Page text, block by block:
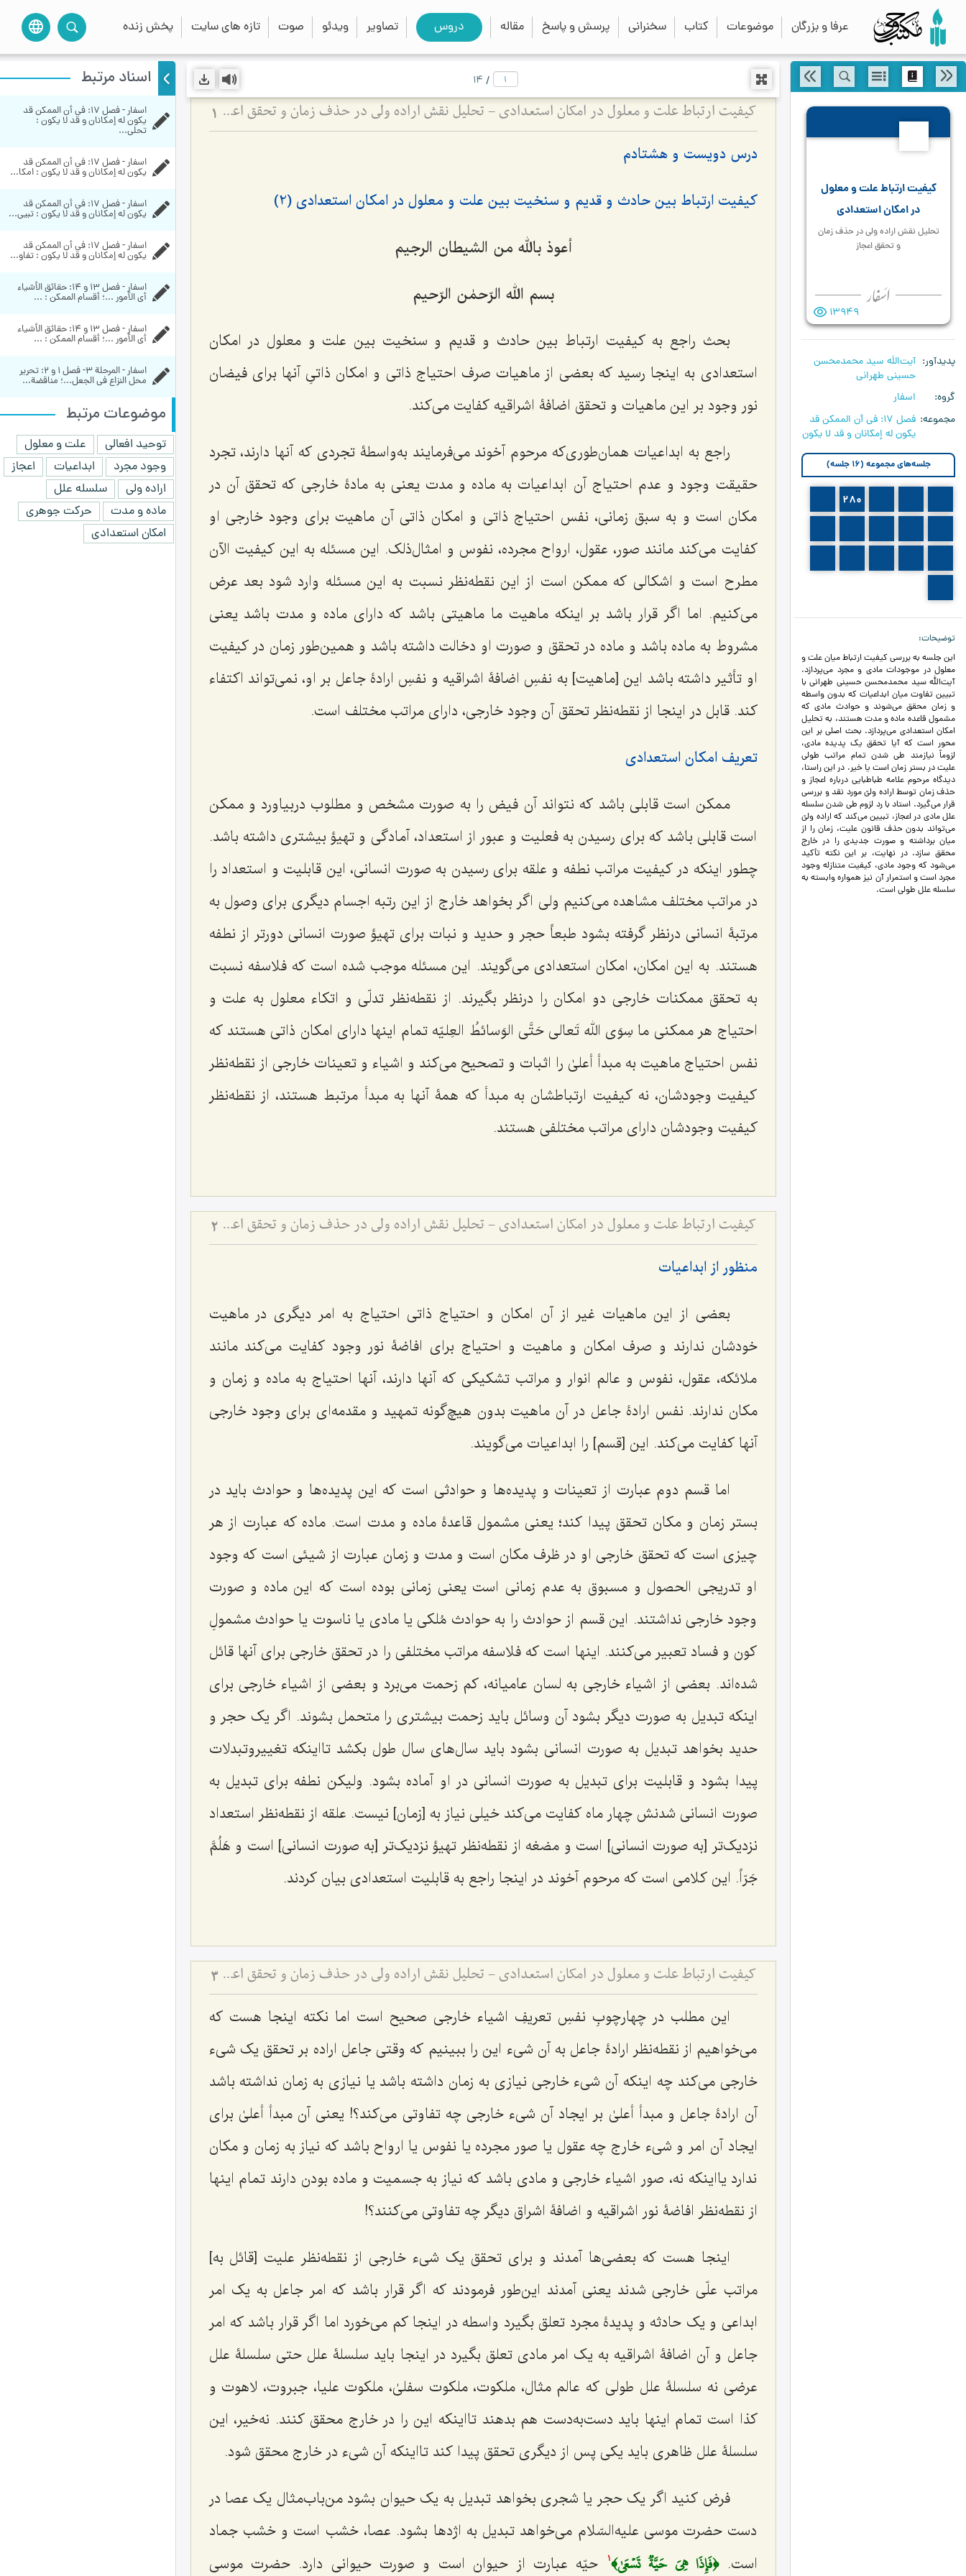
عرفا و بزرگان موضوعات کتاب سخنرانی پرسش و پاسخ مقاله دروس تصاویر ویدئو صوت تازه های سایت پخش زنده language search
close
کیفیت ارتباط علت و معلول
در امکان استعدادی
تحلیل نقش اراده ولی در حذف زمان
و تحقق اعجاز
13949
پدیدآور
آیت‌اللَه سید محمدمحسن
حسینی طهرانی
گروه
اسفار
مجموعه
فصل 17: في أن الممكن قد
يكون له إمكانان و قد لا يكون‏
جلسه‌های مجموعه (16 جلسه)
280
توضیحات
این جلسه به بررسی کیفیت ارتباط میان علت و
معلول در موجودات مادی و مجرد می‌پردازد.
آیت‌الله سید محمدمحسن حسینی طهرانی با
تبیین تفاوت میان ابداعیات که بدون واسطه
و زمان محقق می‌شوند و حوادث مادی که
مشمول قاعده ماده و مدت هستند، به تحلیل
امکان استعدادی می‌پردازد. بحث اصلی بر این
محور است که آیا تحقق یک پدیده مادی،
لزوماً نیازمند طی شدن تمام مراتب طولی
علیت در بستر زمان است یا خیر. در این راستا،
دیدگاه مرحوم علامه طباطبایی درباره اعجاز و
حذف زمان توسط اراده ولیّ مورد نقد و بررسی
قرار می‌گیرد. استاد با رد لزوم طی شدن سلسله
علل مادی در اعجاز، تبیین می‌کند که اراده ولیّ
می‌تواند بدون حذف قانون علیت، زمان را از
میان برداشته و صورت جدیدی را در خارج
محقق سازد. در نهایت، بر این نکته تأکید
می‌شود که وجود مادی، کیفیت متنازله وجود
مجرد است و استمرار آن نیز همواره وابسته به
سلسله علل طولی است.
/
14
کیفیت ارتباط علت و معلول در امکان استعدادی - تحلیل نقش اراده ولی در حذف زمان و تحقق اعجاز 1
درس دویست و هشتادم
کیفیت ارتباط بین حادث و قدیم و سنخیت بین علت و معلول در امکان استعدادی (2)
أعوذ بالله من الشیطان الرجیم
بسم الله الرّحمٰن الرّحیم
بحث راجع به کیفیت ارتباط بین حادث و قدیم و سنخیت بین علت و معلول در امکان
استعدادی به اینجا رسید که بعضی از ماهیات صرف احتیاج ذاتی و امکان ذاتیِ آنها برای فیضان
نور وجود بر این ماهیات و تحقق اضافۀ اشراقیه کفایت می‌کند.
راجع به ابداعیات همان‌طوری‌که مرحوم آخوند می‌فرمایند به‌واسطۀ تجردی که آنها دارند، تجرد
حقیقت وجود و عدم احتیاج آن ابداعیات به ماده و مدت یعنی به مادۀ خارجی که تحقق آن در
مکان است و به سبق زمانی، نفس احتیاج ذاتی و امکان ذاتی آن ماهیت برای وجود خارجی‌ او
کفایت می‌کند مانند صور، عقول، ارواح مجرده، نفوس و امثال‌ذلک. این مسئله به این کیفیت الآن
مطرح است و اشکالی که ممکن است از این نقطه‌نظر نسبت به این مسئله وارد شود بعد عرض
می‌کنیم. اما اگر قرار باشد بر اینکه ماهیت ما ماهیتی باشد که دارای ماده و مدت باشد یعنی
مشروط به ماده باشد و ماده در تحقق و صورت او دخالت داشته باشد و همین‌طور زمان در کیفیت
او تأثیر داشته باشد این [ماهیت] به نفسِ اضافۀ اشراقیه و نفسِ ارادۀ جاعل بر او، نمی‌تواند اکتفاء
کند. قابل در اینجا از نقطه‌نظر تحقق آن وجود خارجی، دارای مراتب مختلف است.
تعریف امکان استعدادی
ممکن است قابلی باشد که نتواند آن فیض را به ‌صورت مشخص و مطلوب دربیاورد و ممکن
است قابلی باشد که برای رسیدن به فعلیت و عبور از استعداد، آمادگی و تهیؤ بیشتری داشته باشد.
چطور اینکه در کیفیت مراتب نطفه و علقه برای رسیدن به صورت انسانی، این قابلیت و استعداد را
در مراتب مختلف مشاهده می‌کنیم ولی اگر بخواهد خارج از این رتبه اجسام دیگری برای وصول به
مرتبۀ انسانی درنظر گرفته بشود طبعاً حجر و حدید و نبات برای تهیؤ صورت انسانی دورتر از نطفه
هستند. به این امکان، امکان استعدادی می‌گویند. این مسئله موجب شده است که فلاسفه نسبت
به تحقق ممکنات خارجی دو امکان را درنظر بگیرند. از نقطه‌نظر تدلّی و اتکاء معلول به علت و
احتیاج هر ممکنی ما سِوَی الله تَعالی حَتَّی الوَسائطُ العِلیّه تمام اینها دارای امکان ذاتی هستند که
نفس احتیاج ماهیت به مبدأ أعلیٰ را اثبات و تصحیح می‌کند و اشیاء و تعینات خارجی از نقطه‌نظر
کیفیت وجودشان، نه کیفیت ارتباطشان به مبدأ که همۀ آنها به مبدأ مرتبط هستند، از نقطه‌نظر
کیفیت وجودشان دارای مراتب مختلفی هستند.
کیفیت ارتباط علت و معلول در امکان استعدادی - تحلیل نقش اراده ولی در حذف زمان و تحقق اعجاز 2
منظور از ابداعیات
بعضی از این ماهیات غیر از آن امکان و احتیاج ذاتی احتیاج به امر دیگری در ماهیت
خودشان ندارند و صرف امکان و ماهیت و احتیاج برای افاضۀ نور وجود کفایت می‌کند مانند
ملائکه، عقول، نفوس و عالم انوار و مراتب تشکیکی که آنها دارند، آنها احتیاج به ماده و زمان و
مکان ندارند. نفس ارادۀ جاعل در آن ماهیت بدون هیچ‌گونه تمهید و مقدمه‌ای برای وجود خارجی
آنها کفایت می‌کند. این [قسم] را ابداعیات می‌گویند.
اما قسم دوم عبارت از تعینات و پدیده‌ها و حوادثی است که این پدیده‌ها و حوادث باید در
بستر زمان و مکان تحقق پیدا کند؛ یعنی مشمول قاعدۀ ماده و مدت است. ماده که عبارت از هر
چیزی است که تحقق خارجی او در ظرف مکان است و مدت و زمان عبارت از شیئی است که وجود
او تدریجی الحصول و مسبوق به عدم زمانی است یعنی زمانی بوده است که این ماده و صورت
وجود خارجی نداشتند. این قسم از حوادث را به حوادث مُلکی یا مادی یا ناسوت یا حوادث مشمولِ
کون و فساد تعبیر می‌کنند. اینها است که فلاسفه مراتب مختلفی را در تحقق خارجی برای آنها قائل
شده‌اند. بعضی از اشیاء خارجی به لسان عامیانه، کم زحمت می‌برد و بعضی از اشیاء خارجی برای
اینکه تبدیل به صورت دیگر بشود آن وسائل باید زحمت بیشتری را متحمل بشوند. اگر یک حجر و
حدید بخواهد تبدیل به ‌صورت انسانی بشود باید سال‌های سال طول بکشد تااینکه تغییروتبدلات
پیدا بشود و قابلیت برای تبدیل به صورت انسانی در او آماده بشود. ولیکن نطفه برای تبدیل به
صورت انسانی شدنش چهار ماه کفایت می‌کند خیلی نیاز به [زمان] نیست. علقه از نقطه‌نظر استعداد
نزدیک‌تر [به صورت انسانی] است و مضغه از نقطه‌نظر تهیؤ نزدیک‌تر [به صورت انسانی] است و هَلُمَّ‌
جَرّاً. این کلامی است که مرحوم آخوند در اینجا راجع به قابلیت استعدادی بیان کردند.
کیفیت ارتباط علت و معلول در امکان استعدادی - تحلیل نقش اراده ولی در حذف زمان و تحقق اعجاز 3
این مطلب در چهارچوبِ نفسِ تعریفِ اشیاء خارجی صحیح است اما نکته اینجا هست که
می‌خواهیم از نقطه‌نظر ارادۀ جاعل به آن شیء این را ببینیم که وقتی جاعل اراده بر تحقق یک شیء
خارجی می‌کند چه اینکه آن شیء خارجی نیازی به زمان داشته باشد یا نیازی به زمان نداشته باشد
آن ارادۀ جاعل و مبدأ أعلیٰ بر ایجاد آن شیء خارجی چه تفاوتی می‌کند؟! یعنی آن مبدأ أعلیٰ برای
ایجاد آن امر و شیء خارج چه عقول یا صور مجرده یا نفوس یا ارواح باشد که نیاز به زمان و مکان
ندارد یااینکه نه، صور اشیاء خارجی و مادی باشد که نیاز به جسمیت و ماده بودن دارند تمام اینها
از نقطه‌نظر افاضۀ نور اشراقیه و اضافۀ اشراق دیگر چه تفاوتی می‌کنند؟!
اینجا هست که بعضی‌ها آمدند و برای تحقق یک شیء خارجی از نقطه‌نظر علیت [قائل به]
مراتب علّی خارجی شدند یعنی آمدند این‌طور فرمودند که اگر قرار باشد که امر جاعل به یک امر
ابداعی و یک حادثه و پدیدۀ مجرد تعلق بگیرد واسطه در اینجا کم می‌خورد اما اگر قرار باشد که امر
جاعل و آن اضافۀ اشراقیه به یک امر مادی تعلق بگیرد در اینجا باید سلسلۀ علل حتی سلسلۀ علل
عرضی نه سلسلۀ علل طولی که عالم مثال، ملکوت، ملکوت سفلیٰ، ملکوت علیا، جبروت، لاهوت و
کذا است تمام اینها باید دست‌به‌دست هم بدهند تااینکه این را در خارج محقق کنند. نه‌خیر، این
سلسلۀ علل ظاهری باید یکی پس از دیگری تحقق پیدا کند تااینکه آن شیء در خارج محقق شود.
فرض کنید اگر یک حجر یا شجری بخواهد تبدیل به یک حیوان بشود من‌باب‌مثال یک عصا در
دست حضرت موسی علیه‌السّلام می‌خواهد تبدیل به اژدها بشود. عصا، خشب است و خشب جماد
است.﴿فَإِذَا هِيَ حَيَّةٞ تَسۡعَىٰ﴾1 حیّه عبارت از حیوان است و صورت حیوانی دارد. حضرت موسی
اسناد مرتبط
تحلی...
يكون له إمكانان و قد لا يكون‏ : امکا...
يكون له إمكانان و قد لا يكون‏ : تبیی...
يكون له إمكانان و قد لا يكون‏ : تفاو...
أي الأمور ...؛ أقسام الممکن‏ : ...
أي الأمور ...؛ أقسام الممکن‏ : ...
محل النزاع في الجعل...؛ مناقضة...
موضوعات مرتبط
توحید افعالی
علت و معلول
وجود مجرد
ابداعیات
اعجاز
اراده ولی
سلسله علل
ماده و مدت
حرکت جوهری
امکان استعدادی